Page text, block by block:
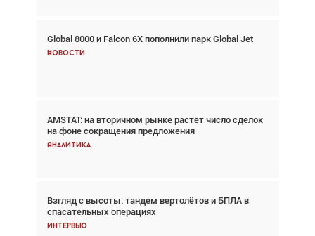
Global 8000 и Falcon 6X пополнили парк Global Jet
Новости
AMSTAT: на вторичном рынке растёт число сделок
на фоне сокращения предложения
Аналитика
Взгляд с высоты: тандем вертолётов и БПЛА в
спасательных операциях
Интервью
Авиационный фотограф Дэйв Кох: «Фотография
говорит сама за себя... а ИИ всё портит»
В городах чемпионата мира наблюдался подъём,
хотя общий трафик снизился
Аналитика
Частный самолёт – это актив. Подходите к
покупке соответствующим образом
Интервью